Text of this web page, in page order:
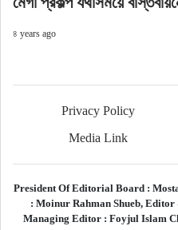
৪ years ago
Privacy Policy
Media Link
President Of Editorial Board :
: Moinur Rahman Shueb, Editor
Managing Editor : Foyjul Islam